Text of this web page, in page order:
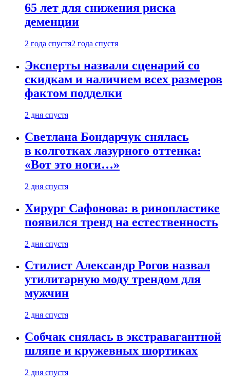
65 лет для снижения риска
деменции
2 года спустя2 года спустя
Эксперты назвали сценарий со
скидкам и наличием всех размеров
фактом подделки
2 дня спустя
Светлана Бондарчук снялась
в колготках лазурного оттенка:
«Вот это ноги…»
2 дня спустя
Хирург Сафонова: в ринопластике
появился тренд на естественность
2 дня спустя
Стилист Александр Рогов назвал
утилитарную моду трендом для
мужчин
2 дня спустя
Собчак снялась в экстравагантной
шляпе и кружевных шортиках
2 дня спустя